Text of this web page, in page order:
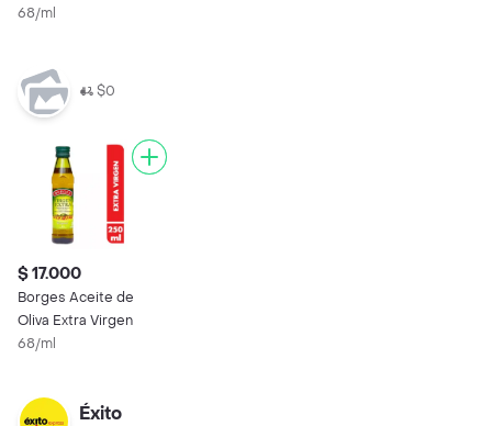
68/ml
$0
$ 17.000
Borges Aceite de
Oliva Extra Virgen
68/ml
Éxito